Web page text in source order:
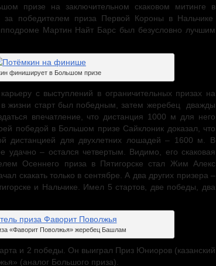
призе на заключительном скаковом митинге в
победителем приза Первой Короны в Нальчике
Мартин Найт Барс был безусловно лучшим
финиширует в Большом призе
с выступлений в ограничительных призах на
жизни старт был победным, затем жеребец дважды
впечатление, что дистанция 1000 м для него
победой в Большом призе Сайклоник доказал, что
дистанцией для двухлетних лошадей – 1600 м. В
удачно – остался четвертым. Видимо, его скаковая
Осеннего приза в Пятигорске стал Жим Алекс
скакать только в сентябре. А два других призера –
и Нальчике. Имел 5 стартов, две победы, два
«Фаворит Поволжья» жеребец Башлам
и 2 победы. Он выиграл Приз Юниоров (казанский
(аналог Большого приза).